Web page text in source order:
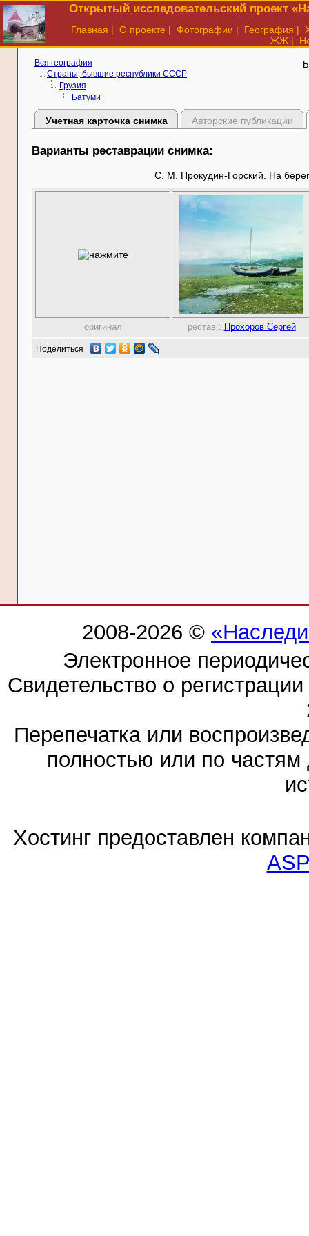
Открытый исследовательский проект
Главная | О проекте | Фотографии | География |
ЖЖ |
Вся география
Страны, бывшие республики СССР
Грузия
Батуми
Учетная карточка снимка Авторские публикации
Варианты реставрации снимка:
С. М. Прокудин-Горский. На
оригинал рестав.: Прохоров Сергей
Поделиться
2008-2026 ©
Электронное
Свидетельство о
Перепечатка или
полностью или по частям
Хостинг предоставлен